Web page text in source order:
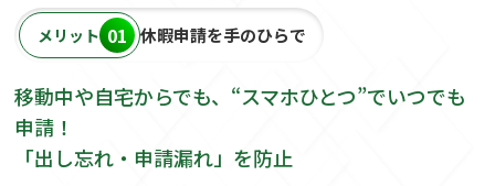
メリット 01 休暇申請を手のひらで
移動中や自宅からでも、“スマホひとつ”でいつでも
申請！
「出し忘れ・申請漏れ」を防止